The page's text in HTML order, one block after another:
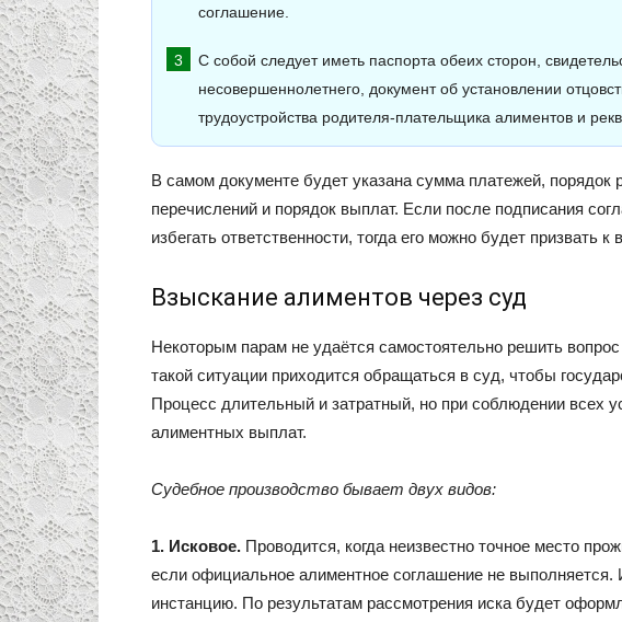
соглашение.
С собой следует иметь паспорта обеих сторон,
несовершеннолетнего, документ об установлении
трудоустройства родителя-плательщика алиментов и
В самом документе будет указана сумма платежей, порядок
перечислений и порядок выплат. Если после подписания
избегать ответственности, тогда его можно будет призвать
Взыскание алиментов через суд
Некоторым парам не удаётся самостоятельно решить
такой ситуации приходится обращаться в суд, чтобы
Процесс длительный и затратный, но при соблюдении всех
алиментных выплат.
Судебное производство бывает двух видов:
1. Исковое. Проводится, когда неизвестно точное место
если официальное алиментное соглашение не
инстанцию. По результатам рассмотрения иска будет